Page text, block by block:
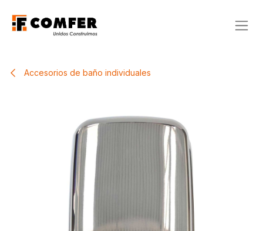
Accesorios de baño individuales